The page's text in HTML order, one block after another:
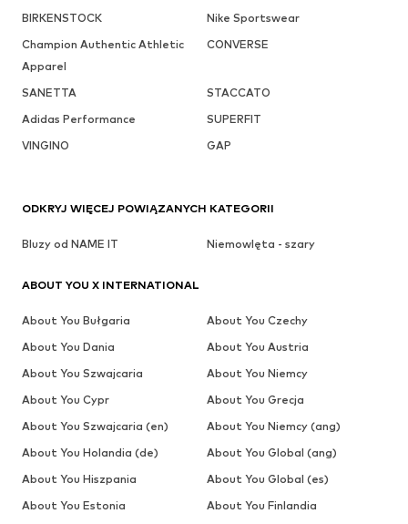
BIRKENSTOCK
Nike Sportswear
Champion Authentic Athletic
Apparel
CONVERSE
SANETTA
STACCATO
Adidas Performance
SUPERFIT
VINGINO
GAP
ODKRYJ WIĘCEJ POWIĄZANYCH KATEGORII
Bluzy od NAME IT Niemowlęta - szary
ABOUT YOU X INTERNATIONAL
About You Bułgaria
About You Czechy
About You Dania
About You Austria
About You Szwajcaria
About You Niemcy
About You Cypr
About You Grecja
About You Szwajcaria (en)
About You Niemcy (ang)
About You Holandia (de)
About You Global (ang)
About You Hiszpania
About You Global (es)
About You Estonia
About You Finlandia